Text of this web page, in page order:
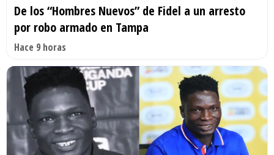
De los “Hombres Nuevos” de Fidel a un arresto
por robo armado en Tampa
Hace 9 horas